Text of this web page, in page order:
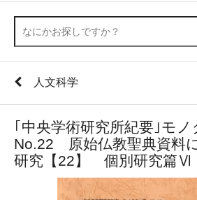
人文科学
｢中央学術研究所紀要｣モ
No.22 原始仏教聖典資料
研究【22】 個別研究篇Ⅵ